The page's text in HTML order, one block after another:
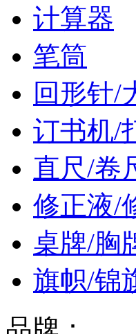
计算器
笔筒
回形针/
订书机/
直尺/卷
修正液/
桌牌/胸
旗帜/锦